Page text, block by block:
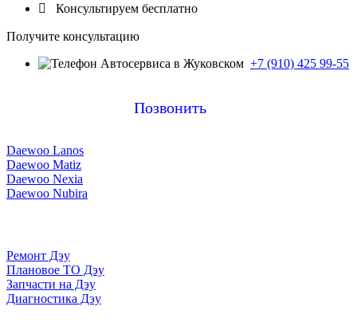
 Консультируем бесплатно
Получите консультацию
+7 (910) 425 99-55
Позвонить
Daewoo Lanos
Daewoo Matiz
Daewoo Nexia
Daewoo Nubira
Ремонт Дэу
Плановое ТО Дэу
Запчасти на Дэу
Диагностика Дэу